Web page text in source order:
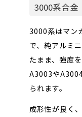
3000系合金
3000系はマン
で、純アルミ
たまま、強度
A3003や
られます。
成形性が良く